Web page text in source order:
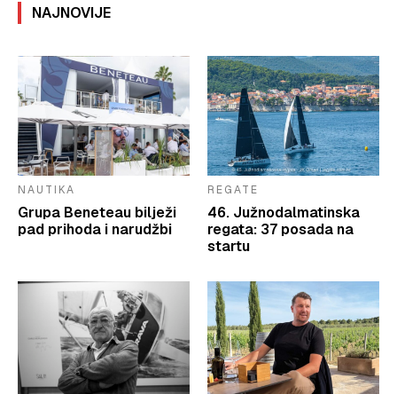
NAJNOVIJE
NAUTIKA
Grupa Beneteau bilježi
pad prihoda i narudžbi
REGATE
46. Južnodalmatinska
regata: 37 posada na
startu